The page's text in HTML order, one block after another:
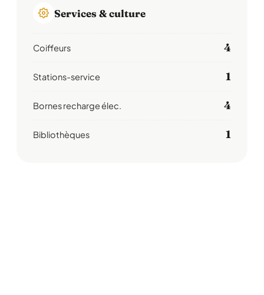
Services & culture
Coiffeurs 4
Stations-service 1
Bornes recharge élec. 4
Bibliothèques 1